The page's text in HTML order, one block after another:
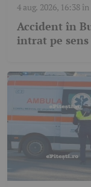
4 aug. 2026, 16:38în
Accident în
intrat pe